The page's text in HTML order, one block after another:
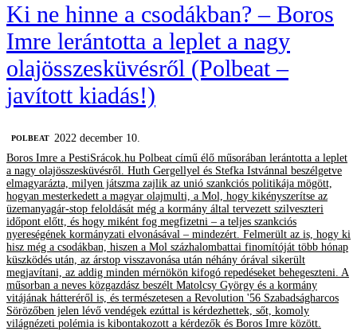
Ki ne hinne a csodákban? – Boros
Imre lerántotta a leplet a nagy
olajösszesküvésről (Polbeat –
javított kiadás!)
‎POLBEAT 2022 december 10.
Boros Imre a PestiSrácok.hu Polbeat című élő műsorában lerántotta a leplet
a nagy olajösszesküvésről. Huth Gergellyel és Stefka Istvánnal beszélgetve
elmagyarázta, milyen játszma zajlik az unió szankciós politikája mögött,
hogyan mesterkedett a magyar olajmulti, a Mol, hogy kikényszerítse az
üzemanyagár-stop feloldását még a kormány által tervezett szilveszteri
időpont előtt, és hogy miként fog megfizetni – a teljes szankciós
nyereségének kormányzati elvonásával – mindezért. Felmerült az is, hogy ki
hisz még a csodákban, hiszen a Mol százhalombattai finomítóját több hónap
küszködés után, az árstop visszavonása után néhány órával sikerült
megjavítani, az addig minden mérnökön kifogó repedéseket behegeszteni. A
műsorban a neves közgazdász beszélt Matolcsy György és a kormány
vitájának hátteréről is, és természetesen a Revolution '56 Szabadságharcos
Sörözőben jelen lévő vendégek ezúttal is kérdezhettek, sőt, komoly
világnézeti polémia is kibontakozott a kérdezők és Boros Imre között.